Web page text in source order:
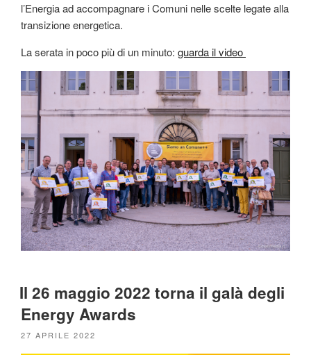
l’Energia ad accompagnare i Comuni nelle scelte legate alla
transizione energetica.
La serata in poco più di un minuto: guarda il video
Il 26 maggio 2022 torna il galà degli
Energy Awards
PUBBLICATO
27 APRILE 2022